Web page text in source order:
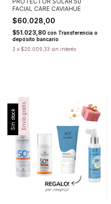
FACIAL CARE CAVIAHUE
$60.028,00
$51.023,80 con Transferencia o
depósito bancario
3 x $20.009,33 sin interés
Sin stock Envío gratis